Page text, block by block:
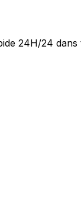
24H/24